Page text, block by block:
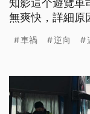
知影這个遊覽車
無爽快，詳細原
車禍 逆向